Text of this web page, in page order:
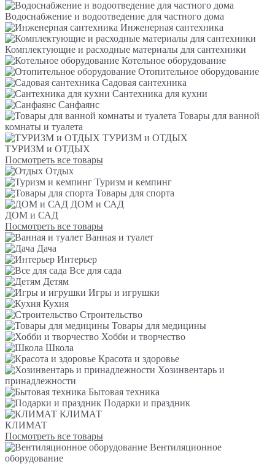
Водоснабжение и водоотведение для частного дома
Инженерная сантехника
Комплектующие и расходные материалы для сантехники
Котельное оборудование
Отопительное оборудование
Садовая сантехника
Сантехника для кухни
Санфаянс
Товары для ванной
комнаты и туалета
ТУРИЗМ и ОТДЫХ
ТУРИЗМ и ОТДЫХ
Посмотреть все товары
Отдых
Туризм и кемпинг
Товары для спорта
ДОМ и САД
ДОМ и САД
Посмотреть все товары
Ванная и туалет
Дача
Интерьер
Все для сада
Детям
Игры и игрушки
Кухня
Строительство
Товары для медицины
Хобби и творчество
Школа
Красота и здоровье
Хозинвентарь и
принадлежности
Бытовая техника
Подарки и праздник
КЛИМАТ
КЛИМАТ
Посмотреть все товары
Вентиляционное
оборудование